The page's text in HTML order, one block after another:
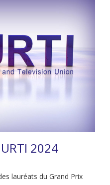
2024
lauréats du Grand Prix